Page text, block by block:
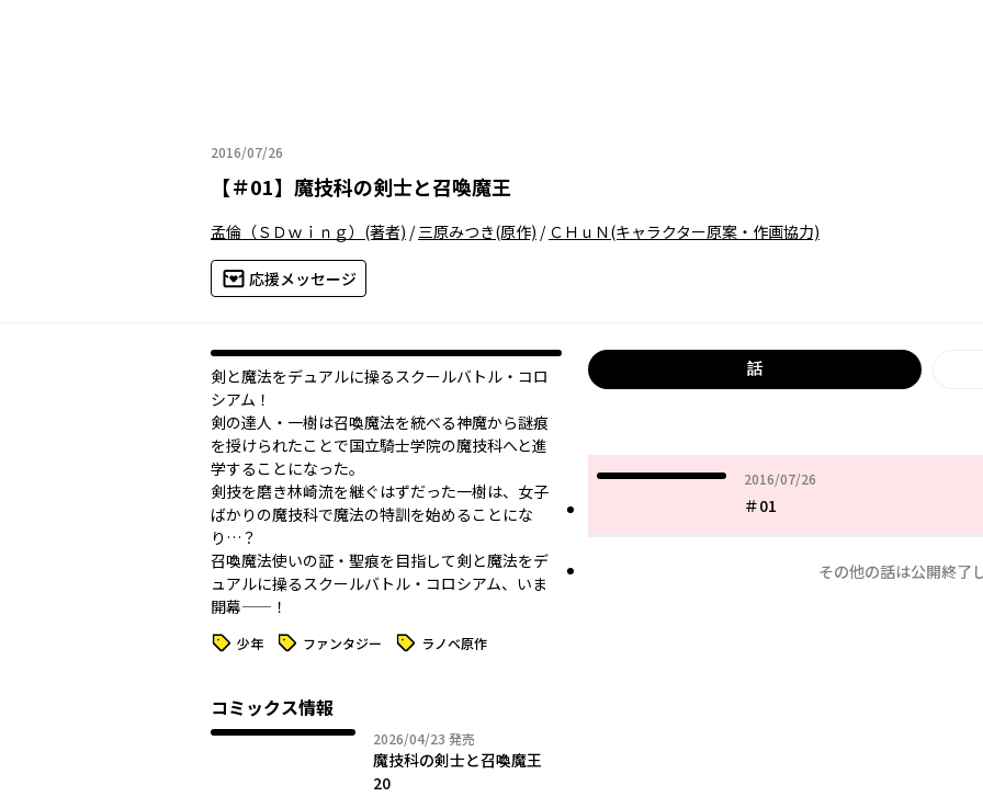
2016/07/26
2016年07月26日
【＃01】 魔技科の剣士と召喚魔王
孟倫（ＳＤｗｉｎｇ） (著者) /三原みつき(原作) / ＣＨｕＮ(キャラクター原案・作画協力)
応援メッセージ
剣と魔法をデュアルに操るスクールバトル・コロ
シアム！
剣の達人・一樹は召喚魔法を統べる神魔から謎痕
を授けられたことで国立騎士学院の魔技科へと進
学することになった。
剣技を磨き林崎流を継ぐはずだった一樹は、女子
ばかりの魔技科で魔法の特訓を始めることにな
り…？
召喚魔法使いの証・聖痕を目指して剣と魔法をデ
ュアルに操るスクールバトル・コロシアム、いま
開幕——！
タグ 少年 タグ ファンタジー タグ ラノベ原作
コミックス情報
2026/04/23 2026年04月23日
発売
魔技科の剣士と召喚魔王
20
話
2016/07/26
2016年07月26日
＃01
その他の話は公開終了